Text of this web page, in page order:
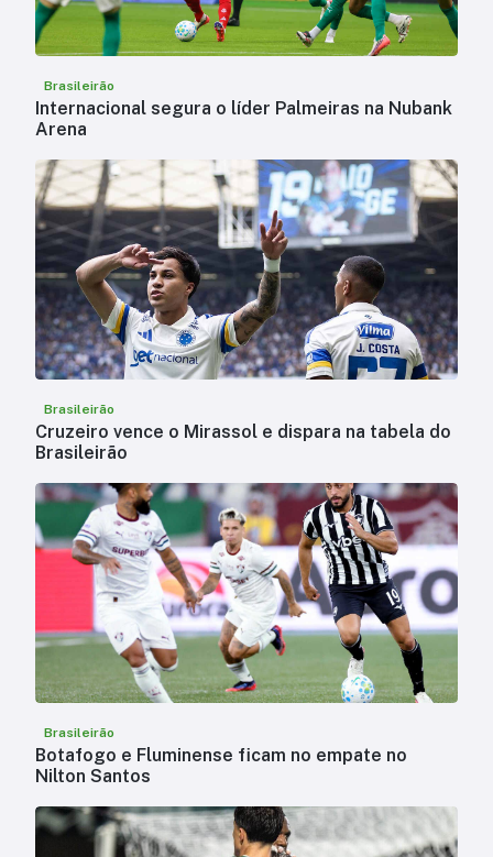
Brasileirão
Internacional segura o líder Palmeiras na Nubank
Arena
Brasileirão
Cruzeiro vence o Mirassol e dispara na tabela do
Brasileirão
Brasileirão
Botafogo e Fluminense ficam no empate no
Nilton Santos